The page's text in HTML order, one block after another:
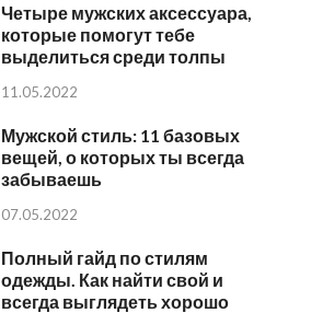
Четыре мужских аксессуара,
которые помогут тебе
выделиться среди толпы
11.05.2022
Мужской стиль: 11 базовых
вещей, о которых ты всегда
забываешь
07.05.2022
Полный гайд по стилям
одежды. Как найти свой и
всегда выглядеть хорошо